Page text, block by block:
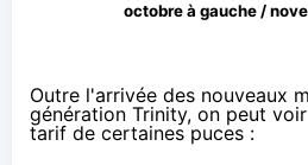
octobre à gauche /
Outre l'arrivée des nouveaux
génération Trinity, on peut
tarif de certaines puces :